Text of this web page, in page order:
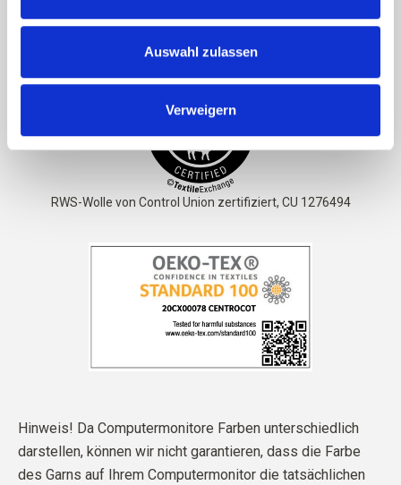
Auswahl zulassen
Verweigern
Das Garn istSTANDARD 100 von OEKO-TEX® zertifiziert
RWS-Wolle von Control Union zertifiziert, CU 1276494
Hinweis! Da Computermonitore Farben unterschiedlich
darstellen, können wir nicht garantieren, dass die Farbe
des Garns auf Ihrem Computermonitor die tatsächlichen